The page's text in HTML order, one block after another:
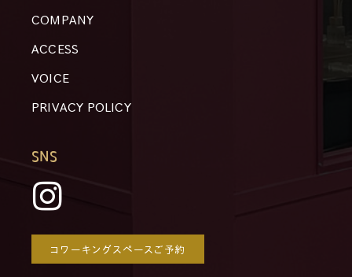
COMPANY
ACCESS
VOICE
PRIVACY POLICY
SNS
コワーキングスペースご予約